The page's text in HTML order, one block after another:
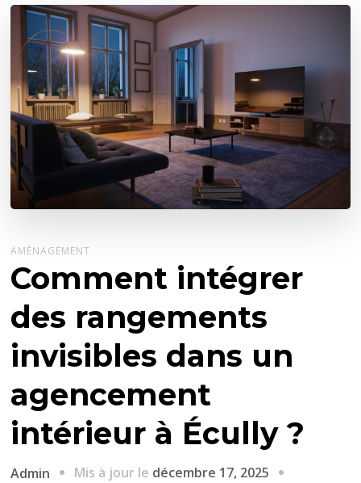
AMÉNAGEMENT
Comment intégrer
des rangements
invisibles dans un
agencement
intérieur à Écully ?
Admin Mis à jour le décembre 17, 2025